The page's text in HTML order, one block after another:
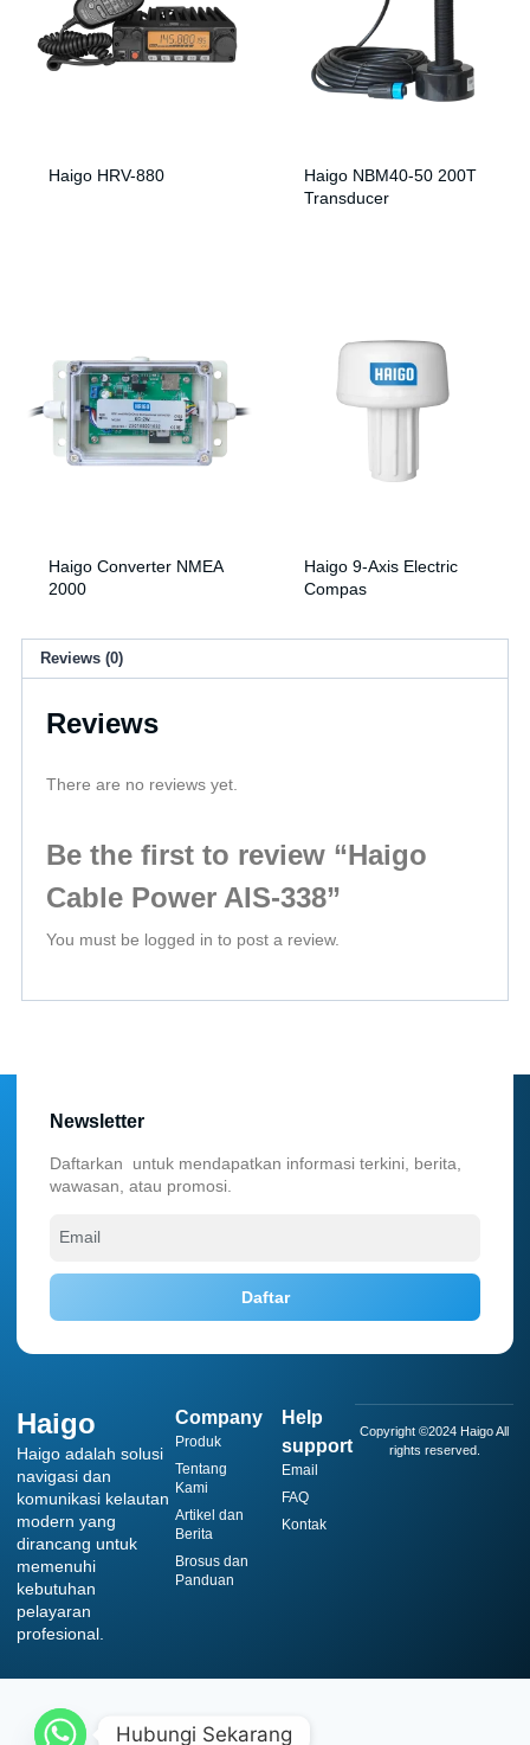
Haigo HRV-880
Haigo NBM40-50 200T
Transducer
Haigo Converter NMEA
2000
Haigo 9-Axis Electric
Compas
Reviews (0)
Reviews
There are no reviews yet.
Be the first to review “Haigo
Cable Power AIS-338”
You must be logged in to post a review.
Haigo
Haigo adalah solusi
navigasi dan
komunikasi kelautan
modern yang
dirancang untuk
memenuhi
kebutuhan
pelayaran
profesional.
Company
Produk
Tentang
Kami
Artikel dan
Berita
Brosus dan
Panduan
Help
support
Email
FAQ
Kontak
Copyright ©2024 Haigo All
rights reserved.
Newsletter
Daftarkan untuk mendapatkan informasi terkini, berita,
wawasan, atau promosi.
Daftar
Hubungi Sekarang